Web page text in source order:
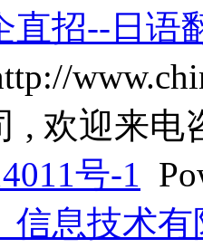
直招--日语
, 欢迎来电
号-1
信息技术有